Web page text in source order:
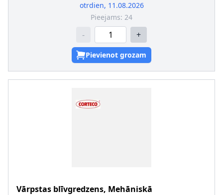
otrdien, 11.08.2026
Pieejams: 24
- +
Pievienot grozam
Vārpstas blīvgredzens, Mehāniskā